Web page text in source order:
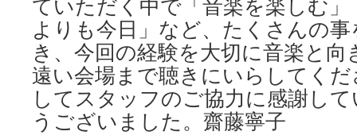
よりも今日」など、たくさんの
き、今回の経験を大切に音楽と
遠い会場まで聴きにいらしてく
してスタッフのご協力に感謝し
うございました。齋藤寧子